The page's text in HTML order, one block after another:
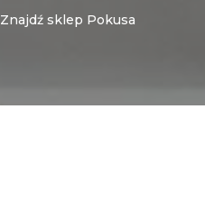
Znajdź sklep Pokusa